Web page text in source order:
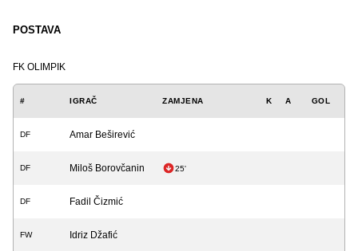
POSTAVA
FK OLIMPIK
# IGRAČ ZAMJENA K A GOL
DF Amar Beširević
DF Miloš Borovčanin 25'
DF Fadil Čizmić
FW Idriz Džafić